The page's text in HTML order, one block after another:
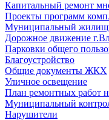
Капитальный ремонт
Проекты программ
Муниципальный
Дорожное движение
Парковки общего
Благоустройство
Общие документы ЖКХ
Уличное освещение
План ремонтных работ
Муниципальный
Нарушители